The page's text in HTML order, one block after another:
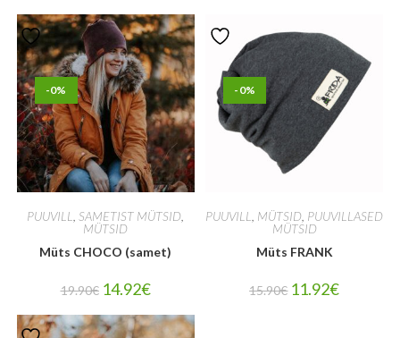
-0%
PUUVILL ,SAMETIST MÜTSID
MÜTSID
Müts CHOCO (samet)
19.90€ 14.92€
-0%
PUUVILL MÜTSID PUUVILLASED
MÜTSID
Müts FRANK
15.90€ 11.92€